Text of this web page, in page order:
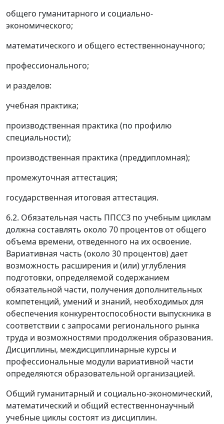
общего гуманитарного и социально-
экономического;
математического и общего естественнонаучного;
профессионального;
и разделов:
учебная практика;
производственная практика (по профилю
специальности);
производственная практика (преддипломная);
промежуточная аттестация;
государственная итоговая аттестация.
6.2. Обязательная часть ППССЗ по учебным циклам
должна составлять около 70 процентов от общего
объема времени, отведенного на их освоение.
Вариативная часть (около 30 процентов) дает
возможность расширения и (или) углубления
подготовки, определяемой содержанием
обязательной части, получения дополнительных
компетенций, умений и знаний, необходимых для
обеспечения конкурентоспособности выпускника в
соответствии с запросами регионального рынка
труда и возможностями продолжения образования.
Дисциплины, междисциплинарные курсы и
профессиональные модули вариативной части
определяются образовательной организацией.
Общий гуманитарный и социально-экономический,
математический и общий естественнонаучный
учебные циклы состоят из дисциплин.